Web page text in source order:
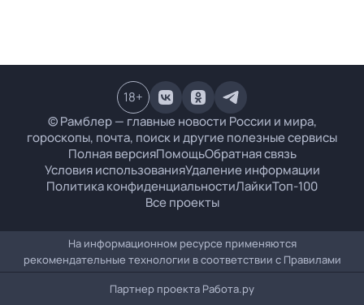
© Рамблер — главные новости России и мира,
гороскопы, почта, поиск и другие полезные сервисы
Полная версияПомощьОбратная связь
Условия использованияУдаление информации
Политика конфиденциальностиЛайкиТоп-100
Все проекты
18+
На информационном ресурсе применяются
рекомендательные технологии в соответствии с Правилами
Партнер проекта Работа.ру